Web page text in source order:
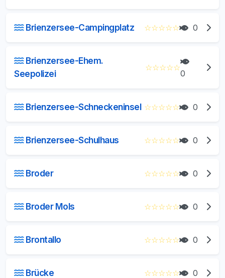
Brienzersee-Campingplatz ☆☆☆☆☆ 0
Brienzersee-Ehem.
Seepolizei
☆☆☆☆☆
0
Brienzersee-Schneckeninsel ☆☆☆☆☆ 0
Brienzersee-Schulhaus ☆☆☆☆☆ 0
Broder ☆☆☆☆☆ 0
Broder Mols ☆☆☆☆☆ 0
Brontallo ☆☆☆☆☆ 0
Brücke ☆☆☆☆☆ 0